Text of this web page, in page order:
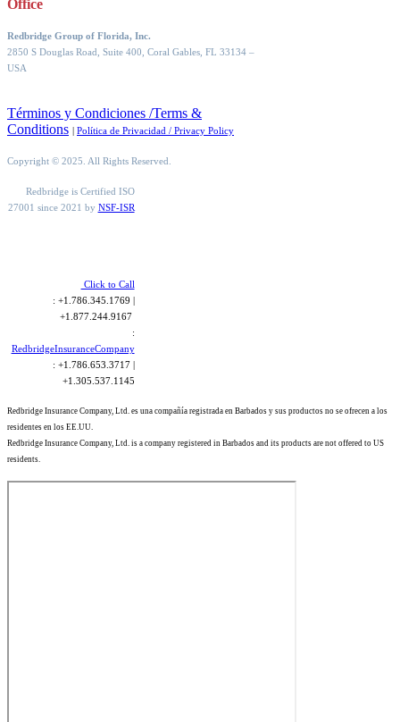
Office
Redbridge Group of Florida, Inc.
2850 S Douglas Road, Suite 400, Coral Gables, FL 33134 –
USA
Términos y Condiciones /Terms &
Conditions | Política de Privacidad / Privacy Policy
Copyright © 2025. All Rights Reserved.
Redbridge is Certified ISO
27001 since 2021 by NSF-ISR
Click to Call
: +1.786.345.1769 |
+1.877.244.9167
:
RedbridgeInsuranceCompany
: +1.786.653.3717 |
+1.305.537.1145
Redbridge Insurance Company, Ltd. es una compañía registrada en Barbados y sus productos no se ofrecen a los
residentes en los EE.UU.
Redbridge Insurance Company, Ltd. is a company registered in Barbados and its products are not offered to US
residents.